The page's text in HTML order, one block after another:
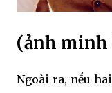
(ảnh minh
Ngoài ra, nḗu